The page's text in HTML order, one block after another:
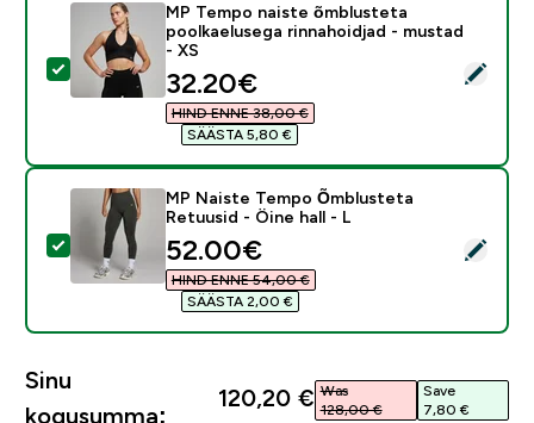
Vali see toode - MP Tempo naiste õmblusteta
MP Tempo naiste õmblusteta
poolkaelusega rinnahoidjad - mustad
- XS
discounted price
32.20€‎
HIND ENNE 38,00 €‎
SÄÄSTA 5,80 €‎
Vali see toode - MP Naiste Tempo Õmblusteta
MP Naiste Tempo Õmblusteta
Retuusid - Öine hall - L
discounted price
52.00€‎
HIND ENNE 54,00 €‎
SÄÄSTA 2,00 €‎
Sinu
kogusumma:
120,20 €‎ Was
128,00 €‎
Save
7,80 €‎